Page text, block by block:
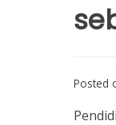
Posted